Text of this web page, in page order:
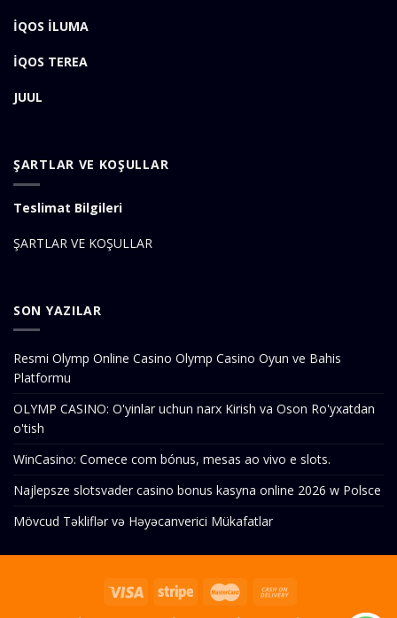
İQOS İLUMA
İQOS TEREA
JUUL
ŞARTLAR VE KOŞULLAR
Teslimat Bilgileri
ŞARTLAR VE KOŞULLAR
SON YAZILAR
Resmi Olymp Online Casino Olymp Casino Oyun ve Bahis
Platformu
OLYMP CASINO: O'yinlar uchun narx Kirish va Oson Ro'yxatdan
o'tish
WinCasino: Comece com bónus, mesas ao vivo e slots.
Najlepsze slotsvader casino bonus kasyna online 2026 w Polsce
Mövcud Təkliflər və Həyəcanverici Mükafatlar